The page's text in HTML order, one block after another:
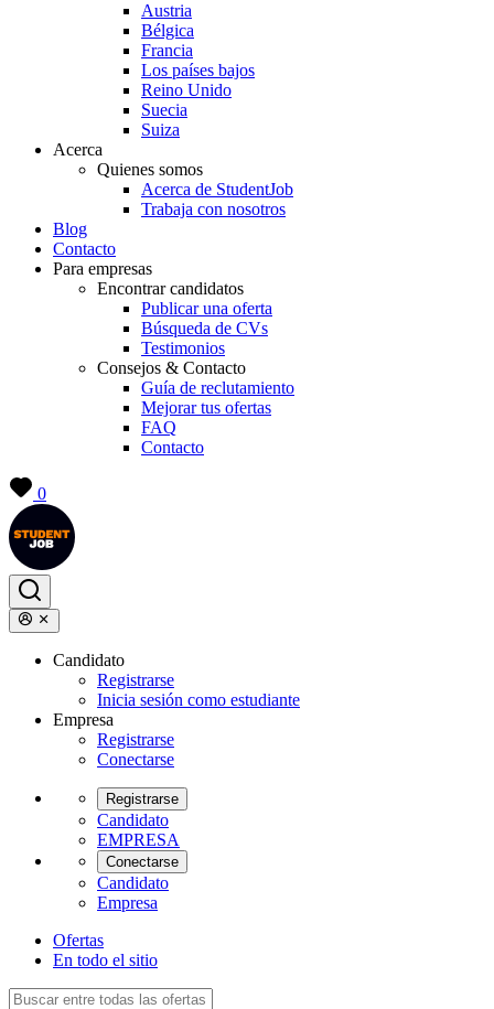
Austria
Bélgica
Francia
Los países bajos
Reino Unido
Suecia
Suiza
Acerca
Quienes somos
Acerca de StudentJob
Trabaja con nosotros
Blog
Contacto
Para empresas
Encontrar candidatos
Publicar una oferta
Búsqueda de CVs
Testimonios
Consejos & Contacto
Guía de reclutamiento
Mejorar tus ofertas
FAQ
Contacto
0
Candidato
Registrarse
Inicia sesión como estudiante
Empresa
Registrarse
Conectarse
Registrarse
Candidato
EMPRESA
Conectarse
Candidato
Empresa
Ofertas
En todo el sitio